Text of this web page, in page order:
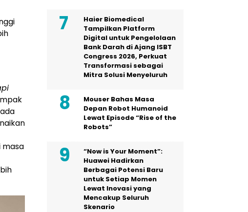
masa
Haier Biomedical
Tampilkan Platform
Digital untuk Pengelolaan
Bank Darah di Ajang ISBT
Congress 2026, Perkuat
Transformasi sebagai
Mitra Solusi Menyeluruh
Mouser Bahas Masa
Depan Robot Humanoid
Lewat Episode “Rise of the
Robots”
“Now is Your Moment”:
Huawei Hadirkan
Berbagai Potensi Baru
untuk Setiap Momen
Lewat Inovasi yang
Mencakup Seluruh
Skenario